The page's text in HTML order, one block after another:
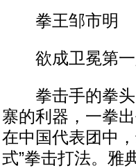
拳王邹市明
欲成卫冕第一
拳击手的拳头
寨的利器，一拳
在中国代表团中
式”拳击打法。雅